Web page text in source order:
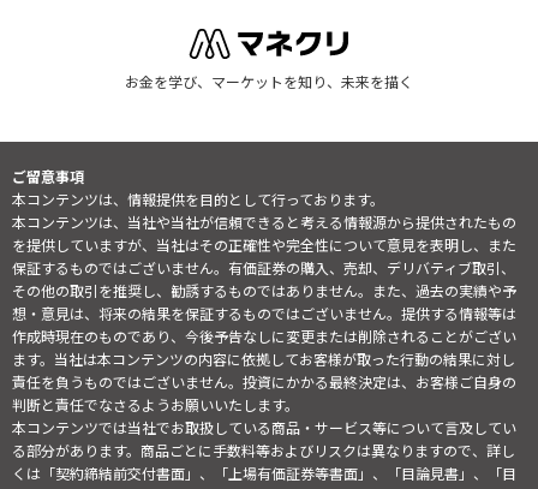
お金を学び、マーケットを知り、未来を描く
ご留意事項
本コンテンツは、情報提供を目的として行っております。
本コンテンツは、当社や当社が信頼できると考える情報源から提供されたもの
を提供していますが、当社はその正確性や完全性について意見を表明し、また
保証するものではございません。有価証券の購入、売却、デリバティブ取引、
その他の取引を推奨し、勧誘するものではありません。また、過去の実績や予
想・意見は、将来の結果を保証するものではございません。提供する情報等は
作成時現在のものであり、今後予告なしに変更または削除されることがござい
ます。当社は本コンテンツの内容に依拠してお客様が取った行動の結果に対し
責任を負うものではございません。投資にかかる最終決定は、お客様ご自身の
判断と責任でなさるようお願いいたします。
本コンテンツでは当社でお取扱している商品・サービス等について言及してい
る部分があります。商品ごとに手数料等およびリスクは異なりますので、詳し
くは「契約締結前交付書面」、「上場有価証券等書面」、「目論見書」、「目